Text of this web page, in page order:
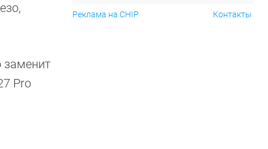
заменит
Pro
Реклама на CHIP Контакты